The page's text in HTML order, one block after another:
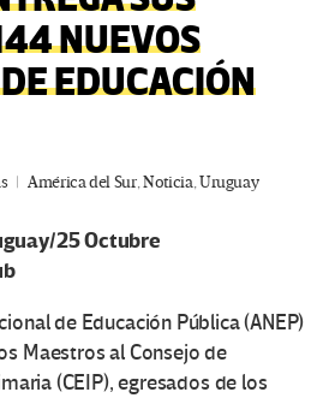
NUEVOS
EDUCACIÓN
América del Sur,Noticia,Uruguay
25 Octubre
de Educación Pública (ANEP)
Maestros al Consejo de
(CEIP), egresados de los